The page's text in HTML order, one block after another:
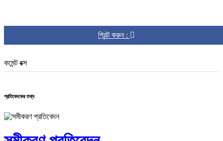
প্রিন্ট করুন :
কমেন্ট বক্স
প্রতিবেদকের তথ্য